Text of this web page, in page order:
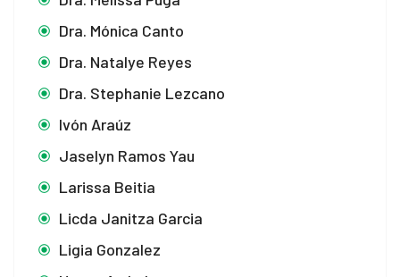
Dra. Mónica Canto
Dra. Natalye Reyes
Dra. Stephanie Lezcano
Ivón Araúz
Jaselyn Ramos Yau
Larissa Beitia
Licda Janitza Garcia
Ligia Gonzalez